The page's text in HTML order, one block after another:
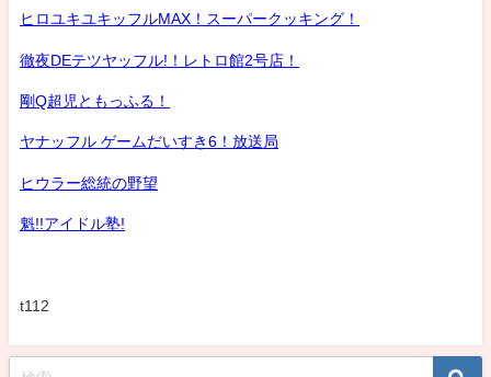
ヒロユキユキッフルMAX！スーパークッキング！
徹夜DEテツヤッフル!！レトロ館2号店！
剛Q超児ともっふる！
ヤナッフル ゲームだいすき6！放送局
ヒウラー総統の野望
魁!!アイドル塾!
t112